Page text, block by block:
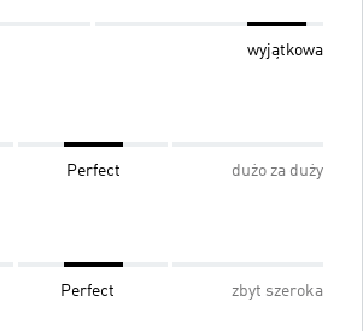
wyjątkowa
Perfect dużo za duży
Perfect zbyt szeroka